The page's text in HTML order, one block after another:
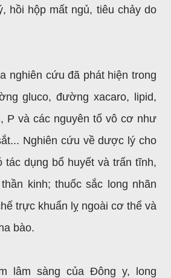
hồi hộp mất ngủ, tiêu chảy do
nghiên cứu đã phát hiện trong
gluco, đường xacaro, lipid,
P và các nguyên tố vô cơ như
Nghiên cứu về dược lý cho
tác dụng bổ huyết và trấn tĩnh,
kinh; thuốc sắc long nhãn
trực khuẩn lỵ ngoài cơ thể và
bào.
lâm sàng của Đông y, long